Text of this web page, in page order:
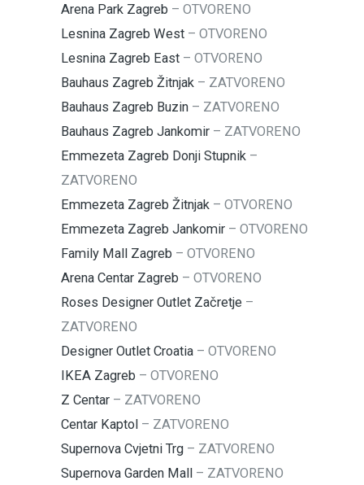
Arena Park Zagreb– OTVORENO
Lesnina Zagreb West– OTVORENO
Lesnina Zagreb East– OTVORENO
Bauhaus Zagreb Žitnjak– ZATVORENO
Bauhaus Zagreb Buzin– ZATVORENO
Bauhaus Zagreb Jankomir– ZATVORENO
Emmezeta Zagreb Donji Stupnik–
ZATVORENO
Emmezeta Zagreb Žitnjak– OTVORENO
Emmezeta Zagreb Jankomir– OTVORENO
Family Mall Zagreb– OTVORENO
Arena Centar Zagreb– OTVORENO
Roses Designer Outlet Začretje–
ZATVORENO
Designer Outlet Croatia– OTVORENO
IKEA Zagreb– OTVORENO
Z Centar– ZATVORENO
Centar Kaptol– ZATVORENO
Supernova Cvjetni Trg– ZATVORENO
Supernova Garden Mall– ZATVORENO